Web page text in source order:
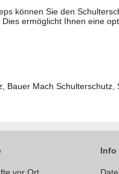
können Sie den
ermöglicht Ihnen eine
Bauer Mach
Info